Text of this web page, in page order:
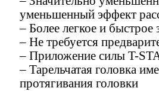
уменьшенный эффект
– Более легкое и быстрое
– Не требуется
– Приложение силы T-
– Тарельчатая головка
протягивания головки